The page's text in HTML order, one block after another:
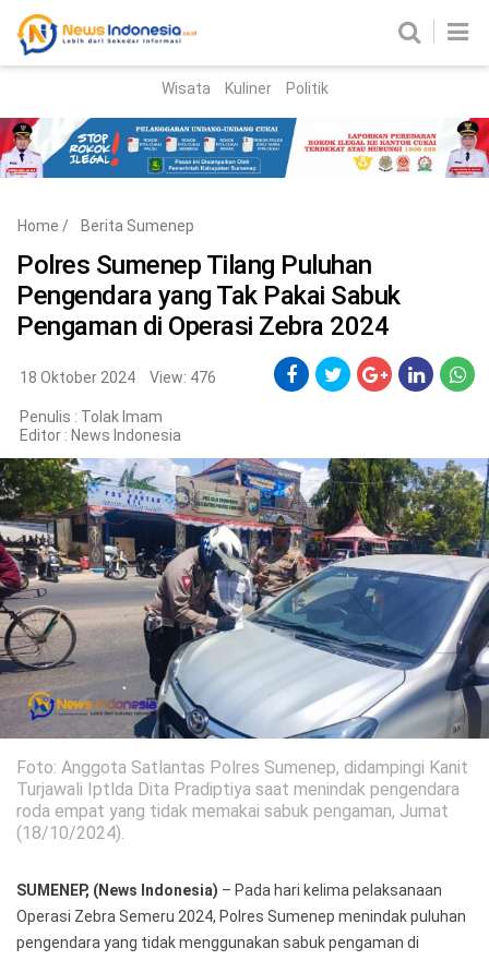
Parlemen
Nasional
Peristiwa
Korupsi
Politik
Gaya Hidup
Kesehatan Kuliner
Otomotif
Iptek
Pendidikan Ilmiah
Teknologi
SosBud
Sosial Budaya
Wisata
Wisata Kuliner Politik
Home / Berita Sumenep
Polres Sumenep Tilang Puluhan
Pengendara yang Tak Pakai Sabuk
Pengaman di Operasi Zebra 2024
18 Oktober 2024 View: 476
Penulis : Tolak Imam
Editor : News Indonesia
Foto: Anggota Satlantas Polres Sumenep, didampingi Kanit
Turjawali Iptlda Dita Pradiptiya saat menindak pengendara
roda empat yang tidak memakai sabuk pengaman, Jumat
(18/10/2024).
SUMENEP, (News Indonesia) – Pada hari kelima pelaksanaan
Operasi Zebra Semeru 2024, Polres Sumenep menindak puluhan
pengendara yang tidak menggunakan sabuk pengaman di